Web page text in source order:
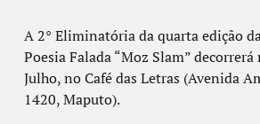
A 2° Eliminatória da quarta edição
Poesia Falada “Moz Slam”
Julho, no Café das Letras (Avenida
1420, Maputo).